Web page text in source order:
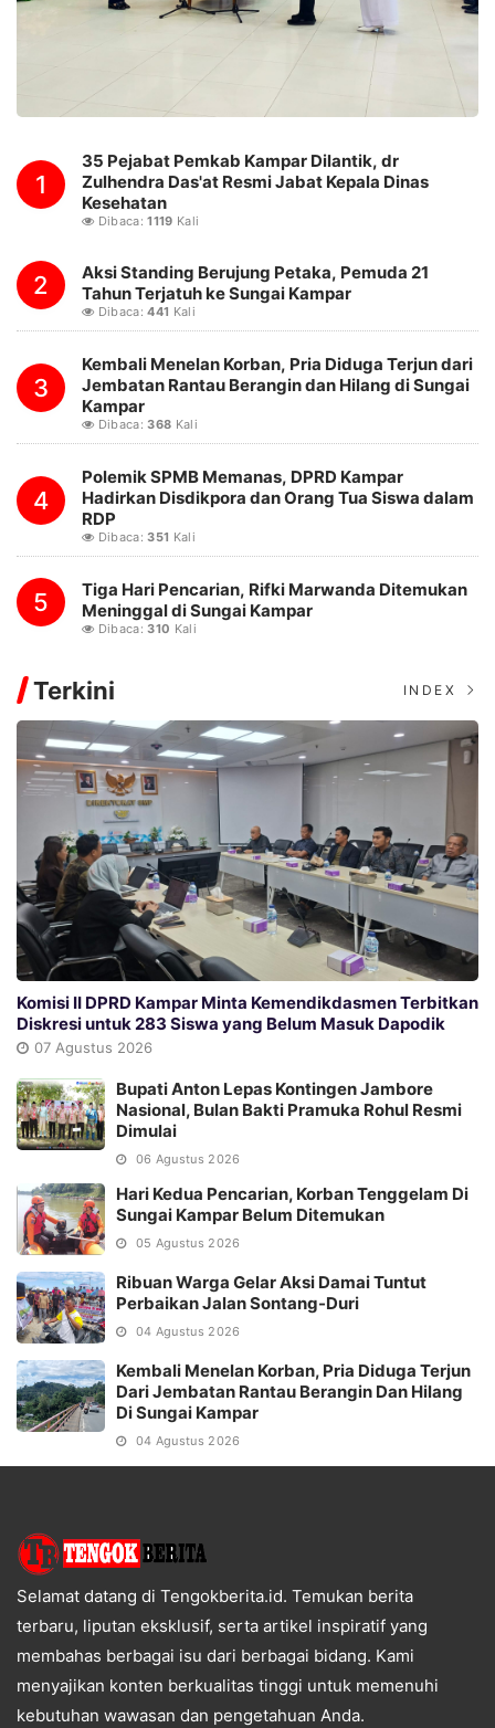
1
35 Pejabat Pemkab Kampar Dilantik, dr
Zulhendra Das'at Resmi Jabat Kepala Dinas
Kesehatan
Dibaca:1119 Kali
2
Aksi Standing Berujung Petaka, Pemuda 21
Tahun Terjatuh ke Sungai Kampar
Dibaca:441 Kali
3
Kembali Menelan Korban, Pria Diduga Terjun dari
Jembatan Rantau Berangin dan Hilang di Sungai
Kampar
Dibaca:368 Kali
4
Polemik SPMB Memanas, DPRD Kampar
Hadirkan Disdikpora dan Orang Tua Siswa dalam
RDP
Dibaca:351 Kali
5
Tiga Hari Pencarian, Rifki Marwanda Ditemukan
Meninggal di Sungai Kampar
Dibaca:310 Kali
Terkini INDEX
Komisi II DPRD Kampar Minta Kemendikdasmen Terbitkan
Diskresi untuk 283 Siswa yang Belum Masuk Dapodik
07 Agustus 2026
Bupati Anton Lepas Kontingen Jambore
Nasional, Bulan Bakti Pramuka Rohul Resmi
Dimulai
06 Agustus 2026
Hari Kedua Pencarian, Korban Tenggelam Di
Sungai Kampar Belum Ditemukan
05 Agustus 2026
Ribuan Warga Gelar Aksi Damai Tuntut
Perbaikan Jalan Sontang-Duri
04 Agustus 2026
Kembali Menelan Korban, Pria Diduga Terjun
Dari Jembatan Rantau Berangin Dan Hilang
Di Sungai Kampar
04 Agustus 2026
Selamat datang di Tengokberita.id. Temukan berita
terbaru, liputan eksklusif, serta artikel inspiratif yang
membahas berbagai isu dari berbagai bidang. Kami
menyajikan konten berkualitas tinggi untuk memenuhi
kebutuhan wawasan dan pengetahuan Anda.